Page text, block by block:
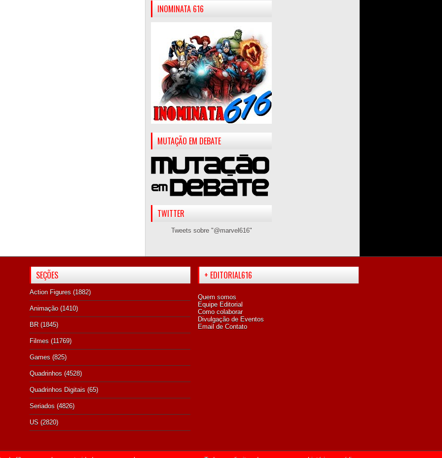
INOMINATA 616
MUTAÇÃO EM DEBATE
TWITTER
Tweets sobre "@marvel616"
SEÇÕES
Action Figures (1882)
Animação (1410)
BR (1845)
Filmes (11769)
Games (825)
Quadrinhos (4528)
Quadrinhos Digitais (65)
Seriados (4826)
US (2820)
+ EDITORIAL616
Quem somos
Equipe Editorial
Como colaborar
Divulgação de Eventos
Email de Contato